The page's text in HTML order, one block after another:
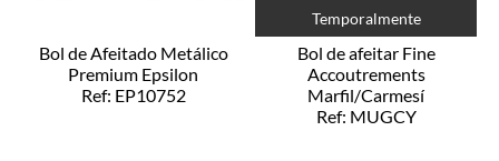
Bol de Afeitado Metálico
Premium Epsilon
Ref: EP10752
Temporalmente
Bol de afeitar Fine
Accoutrements
Marfil/Carmesí
Ref: MUGCY